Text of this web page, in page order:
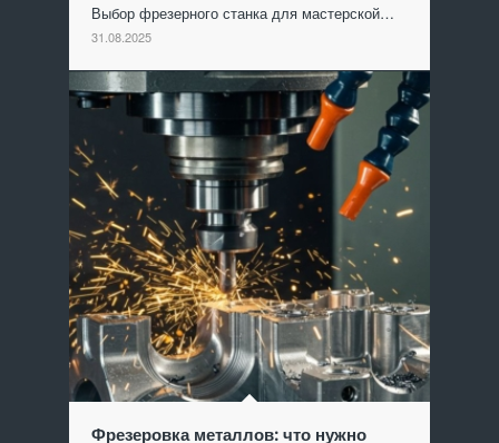
Выбор фрезерного станка для мастерской…
31.08.2025
Фрезеровка металлов: что нужно